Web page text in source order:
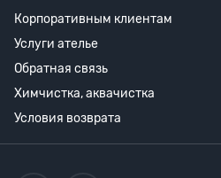
Корпоративным клиентам
Услуги ателье
Обратная связь
Химчистка, аквачистка
Условия возврата